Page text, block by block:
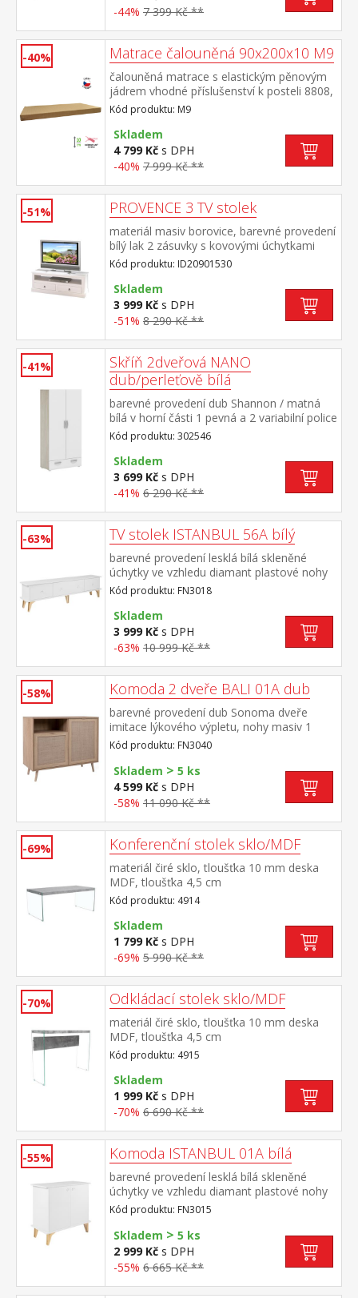
-44% 7 399 Kč **
-40% Matrace čalouněná 90x200x10 M9
čalouněná matrace s elastickým pěnovým
jádrem vhodné příslušenství k posteli 8808,
8809 a dalším vhodná kombinace s
čalouněným válcem M10
Kód produktu: M9
Skladem
4 799 Kč s DPH
-40% 7 999 Kč **
-51% PROVENCE 3 TV stolek
materiál masiv borovice, barevné provedení
bílý lak 2 zásuvky s kovovými úchytkami
součást sestavy Provence
Kód produktu: ID20901530
Skladem
3 999 Kč s DPH
-51% 8 290 Kč **
-41%
Skříň 2dveřová NANO
dub/perleťově bílá
barevné provedení dub Shannon / matná
bílá v horní části 1 pevná a 2 variabilní police
v dolní části velká zásuvka s kovovými
pojezdy
Kód produktu: 302546
Skladem
3 699 Kč s DPH
-41% 6 290 Kč **
-63% TV stolek ISTANBUL 56A bílý
barevné provedení lesklá bílá skleněné
úchytky ve vzhledu diamant plastové nohy
ve zlaté barvě, výška nohy 19 cm 3
výklopná dvířka, maximální doporučené
zatížení 30 kg
Kód produktu: FN3018
Skladem
3 999 Kč s DPH
-63% 10 999 Kč **
-58% Komoda 2 dveře BALI 01A dub
barevné provedení dub Sonoma dveře
imitace lýkového výpletu, nohy masiv 1
otevřená police, malá a velká dvířka v pravé
části 1 variabilní police
Kód produktu: FN3040
Skladem > 5 ks
4 599 Kč s DPH
-58% 11 090 Kč **
-69% Konferenční stolek sklo/MDF
materiál čiré sklo, tloušťka 10 mm deska
MDF, tloušťka 4,5 cm
Kód produktu: 4914
Skladem
1 799 Kč s DPH
-69% 5 990 Kč **
-70% Odkládací stolek sklo/MDF
materiál čiré sklo, tloušťka 10 mm deska
MDF, tloušťka 4,5 cm
Kód produktu: 4915
Skladem
1 999 Kč s DPH
-70% 6 690 Kč **
-55% Komoda ISTANBUL 01A bílá
barevné provedení lesklá bílá skleněné
úchytky ve vzhledu diamant plastové nohy
ve zlaté barvě, výška nohy 19 cm 2 dvířka,
vnitřní prostor dělený na 4 části maximální
doporučené zatížení 30 kg
Kód produktu: FN3015
Skladem > 5 ks
2 999 Kč s DPH
-55% 6 665 Kč **